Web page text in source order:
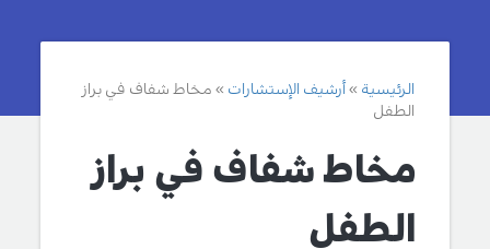
الرئيسية أرشيف الإستشارات
مخاط شفاف في براز
الطفل
مخاط شفاف في براز
الطفل